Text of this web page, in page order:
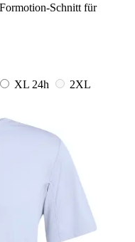
Schnitt für
XL 24h
2XL